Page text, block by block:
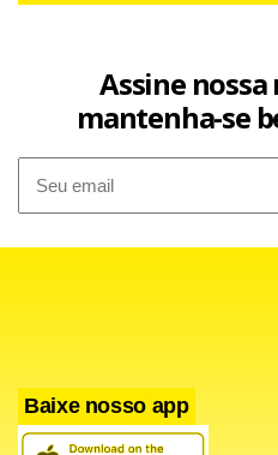
Assine
mantenha-se
Baixe nosso app